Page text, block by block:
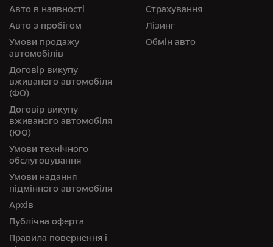
Авто в наявності
Авто з пробігом
Умови продажу
автомобілів
Договір викупу
вживаного автомобіля
(ФО)
Договір викупу
вживаного автомобіля
(ЮО)
Умови технічного
обслуговування
Умови надання
підмінного автомобіля
Архів
Публічна оферта
Правила повернення і
Страхування
Лізинг
Обмін авто